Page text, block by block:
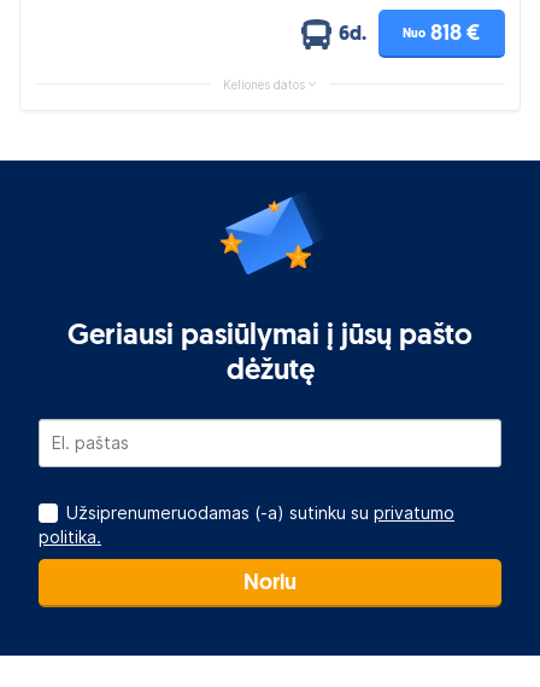
6d. Nuo 818 €
Kelionės datos
Geriausi pasiūlymai į jūsų pašto
dėžutę
Užsiprenumeruodamas (-a) sutinku su privatumo
politika.
Noriu